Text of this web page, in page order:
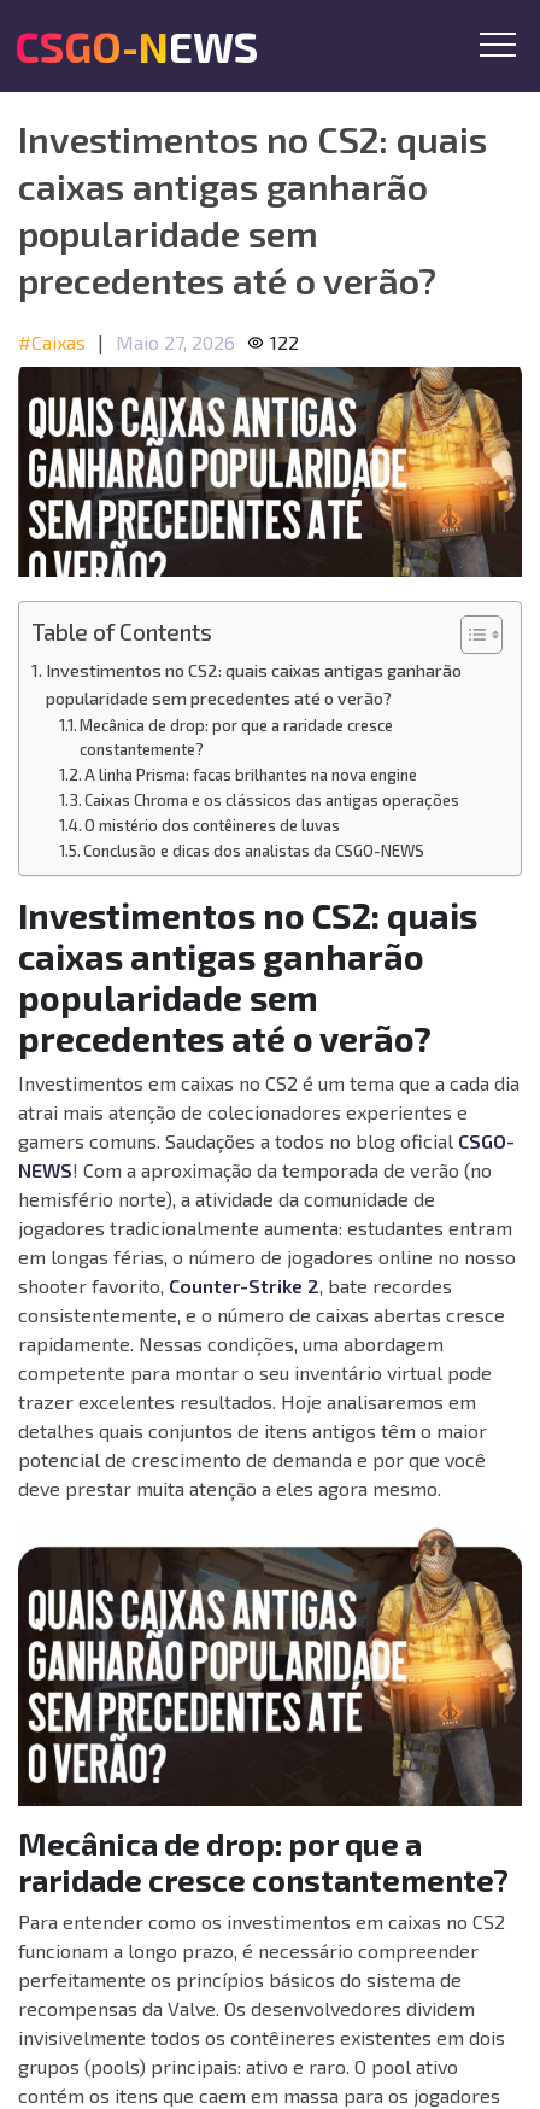
CSGO-NEWS
Investimentos no CS2: quais
caixas antigas ganharão
popularidade sem
precedentes até o verão?
#Caixas | Maio 27, 2026 122
Table of Contents
Investimentos no CS2: quais caixas antigas ganharão
popularidade sem precedentes até o verão?
Mecânica de drop: por que a raridade cresce
constantemente?
A linha Prisma: facas brilhantes na nova engine
Caixas Chroma e os clássicos das antigas operações
O mistério dos contêineres de luvas
Conclusão e dicas dos analistas da CSGO-NEWS
Investimentos no CS2: quais
caixas antigas ganharão
popularidade sem
precedentes até o verão?
Investimentos em caixas no CS2 é um tema que a cada dia
atrai mais atenção de colecionadores experientes e
gamers comuns. Saudações a todos no blog oficial CSGO-
NEWS! Com a aproximação da temporada de verão (no
hemisfério norte), a atividade da comunidade de
jogadores tradicionalmente aumenta: estudantes entram
em longas férias, o número de jogadores online no nosso
shooter favorito, Counter-Strike 2, bate recordes
consistentemente, e o número de caixas abertas cresce
rapidamente. Nessas condições, uma abordagem
competente para montar o seu inventário virtual pode
trazer excelentes resultados. Hoje analisaremos em
detalhes quais conjuntos de itens antigos têm o maior
potencial de crescimento de demanda e por que você
deve prestar muita atenção a eles agora mesmo.
Mecânica de drop: por que a
raridade cresce constantemente?
Para entender como os investimentos em caixas no CS2
funcionam a longo prazo, é necessário compreender
perfeitamente os princípios básicos do sistema de
recompensas da Valve. Os desenvolvedores dividem
invisivelmente todos os contêineres existentes em dois
grupos (pools) principais: ativo e raro. O pool ativo
contém os itens que caem em massa para os jogadores